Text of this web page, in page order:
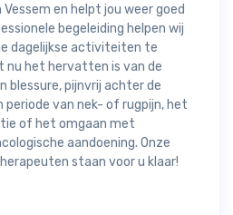
en helpt jou weer goed
begeleiding helpen wij
dagelijkse activiteiten te
nu het hervatten is van de
pijnvrij achter de
van nek- of rugpijn, het
of het omgaan met
aandoening. Onze
staan voor u klaar!